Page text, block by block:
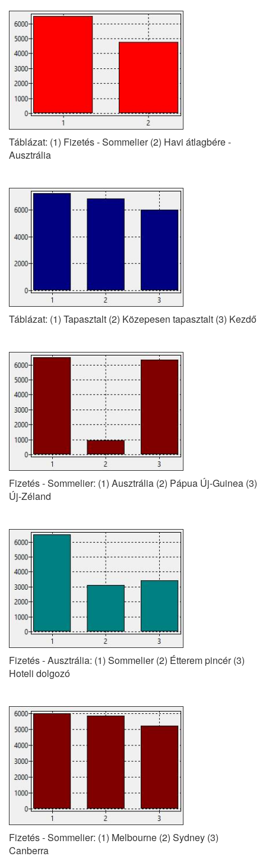
Táblázat: (1) Fizetés - Sommelier (2) Havi átlagbére -
Ausztrália
Táblázat: (1) Tapasztalt (2) Közepesen tapasztalt (3) Kezdő
Fizetés - Sommelier: (1) Ausztrália (2) Pápua Új-Guinea (3)
Új-Zéland
Fizetés - Ausztrália: (1) Sommelier (2) Étterem pincér (3)
Hoteli dolgozó
Fizetés - Sommelier: (1) Melbourne (2) Sydney (3)
Canberra